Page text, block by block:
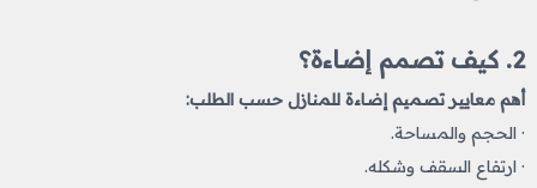
2. كيف تصمم إضاءة؟
أهم معايير تصميم إضاءة للمنازل حسب الطلب:
· الحجم والمساحة.
· ارتفاع السقف وشكله.